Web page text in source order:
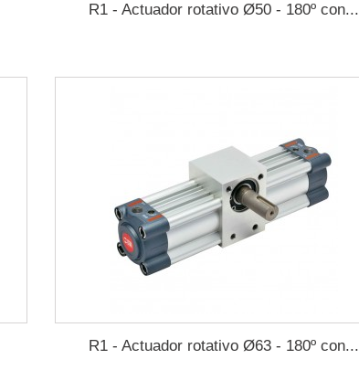
R1 - Actuador rotativo Ø50 - 180º con...
R1 - Actuador rotativo Ø63 - 180º con...